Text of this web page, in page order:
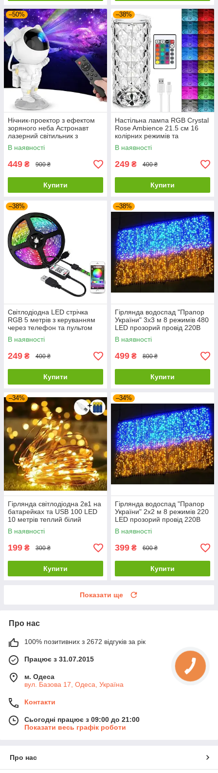
–50%
Нічник-проектор з ефектом
зоряного неба Астронавт
лазерний світильник з
пультом та таймером
В наявності
449 ₴ 900 ₴
Купити
–38%
Настільна лампа RGB Crystal
Rose Ambience 21.5 см 16
колірних режимів та
вбудованим акумулятором
В наявності
249 ₴ 400 ₴
Купити
–38%
Світлодіодна LED стрічка
RGB 5 метрів з керуванням
через телефон та пультом
В наявності
249 ₴ 400 ₴
Купити
–38%
Гірлянда водоспад "Прапор
України" 3х3 м 8 режимів 480
LED прозорий провід 220В
жовто-синій з пультом
В наявності
499 ₴ 800 ₴
Купити
–34%
Гірлянда світлодіодна 2в1 на
батарейках та USB 100 LED
10 метрів теплий білий
В наявності
199 ₴ 300 ₴
Купити
–34%
Гірлянда водоспад "Прапор
України" 2х2 м 8 режимів 220
LED прозорий провід 220В
жовто-синій з пультом
В наявності
399 ₴ 600 ₴
Купити
Показати ще
Про нас
100% позитивних з 2672 відгуків за рік
Працює з 31.07.2015
м. Одеса
вул. Базова 17, Одеса, Україна
Контакти
Сьогодні працює з 09:00 до 21:00
Показати весь графік роботи
Про нас